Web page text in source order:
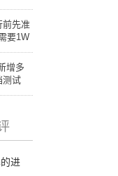
前先准
要1W
增多
测试
进